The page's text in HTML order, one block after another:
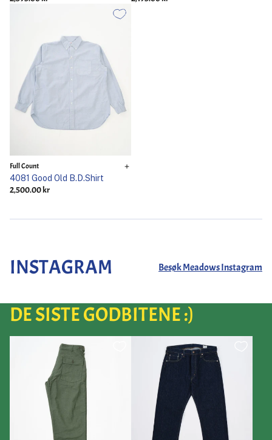
Full Count
4081 Good Old B.D.Shirt
2,500.00 kr
INSTAGRAM Besøk Meadows Instagram
DE SISTE GODBITENE :)